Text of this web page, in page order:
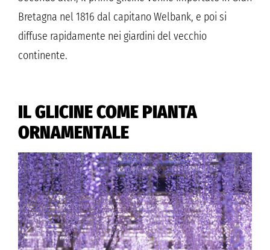
Bretagna nel 1816 dal capitano Welbank, e poi si
diffuse rapidamente nei giardini del vecchio
continente.
IL GLICINE COME PIANTA
ORNAMENTALE